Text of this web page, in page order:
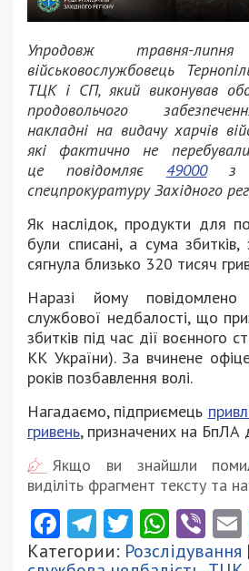
Упродовж травня-
військовослужбовець
ТЦК і СП, який виконував
продовольчого
накладні на видачу харчів
які фактично не
це повідомляє 49000з
спецпрокуратуру Західного
Як наслідок, продукти для
були списані, а сума
сягнула близько 320 тисяч
Наразі йому
службової недбалості, що
збитків під час дії воєнного
КК України). За вчинене
років позбавлення волі.
Нагадаємо, підприємець
гривень, призначених на БпЛА
Якщо ви знайшли
виділіть фрагмент тексту та
Facebook
Telegram
Twitter
Категории: Розслідування